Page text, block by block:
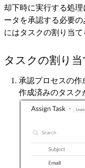
却下時に実行する処
ータを承認する必要
にはタスクの割り当て
タスクの割り当
承認プロセスの作
作成済みのタスク